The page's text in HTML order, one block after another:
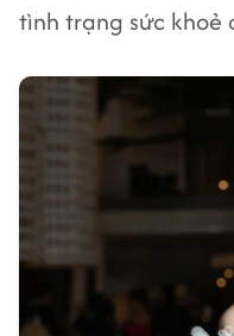
tình trạng sức khoẻ